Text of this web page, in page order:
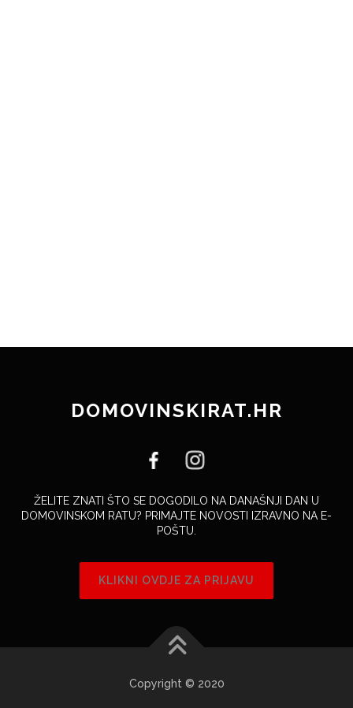
DOMOVINSKIRAT.HR
ŽELITE ZNATI ŠTO SE DOGODILO NA DANAŠNJI DAN U
DOMOVINSKOM RATU? PRIMAJTE NOVOSTI IZRAVNO NA E-
POŠTU.
KLIKNI OVDJE ZA PRIJAVU
Copyright © 2020